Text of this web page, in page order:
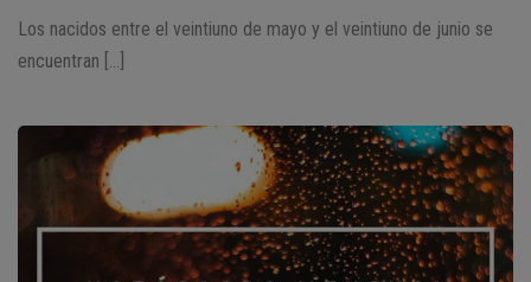
Los nacidos entre el veintiuno de mayo y el veintiuno de junio se
encuentran […]